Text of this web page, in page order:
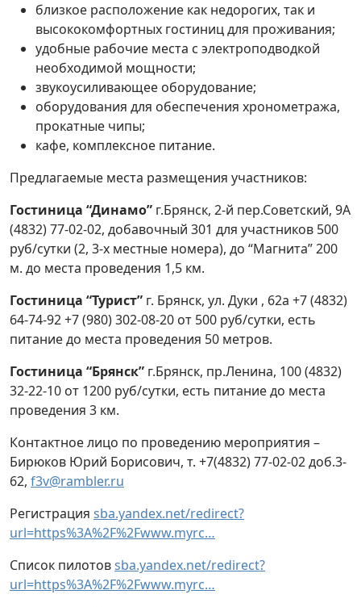
близкое расположение как недорогих, так и
высококомфортных гостиниц для проживания;
удобные рабочие места с электроподводкой
необходимой мощности;
звукоусиливающее оборудование;
оборудования для обеспечения хронометража,
прокатные чипы;
кафе, комплексное питание.
Предлагаемые места размещения участников:
Гостиница “Динамо” г.Брянск, 2-й пер.Советский, 9А
(4832) 77-02-02, добавочный 301 для участников 500
руб/сутки (2, 3-х местные номера), до “Магнита” 200
м. до места проведения 1,5 км.
Гостиница “Турист” г. Брянск, ул. Дуки , 62а +7 (4832)
64-74-92 +7 (980) 302-08-20 от 500 руб/сутки, есть
питание до места проведения 50 метров.
Гостиница “Брянск” г.Брянск, пр.Ленина, 100 (4832)
32-22-10 от 1200 руб/сутки, есть питание до места
проведения 3 км.
Контактное лицо по проведению мероприятия –
Бирюков Юрий Борисович, т. +7(4832) 77-02-02 доб.3-
62, f3v@rambler.ru
Регистрация sba.yandex.net/redirect?
url=https%3A%2F%2Fwww.myrc…
Список пилотовsba.yandex.net/redirect?
url=https%3A%2F%2Fwww.myrc…